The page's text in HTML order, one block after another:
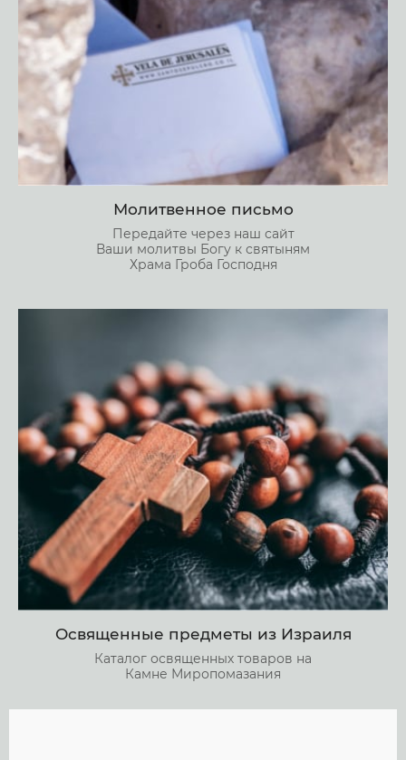
Молитвенное письмо
Передайте через наш сайт
Ваши молитвы Богу к святыням
Храма Гроба Господня
Освященные предметы из Израиля
Каталог освященных товаров на
Камне Миропомазания